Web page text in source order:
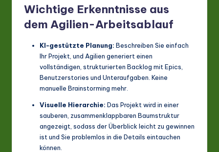
Wichtige Erkenntnisse aus
dem Agilien-Arbeitsablauf
KI-gestützte Planung: Beschreiben Sie einfach
Ihr Projekt, und Agilien generiert einen
vollständigen, strukturierten Backlog mit Epics,
Benutzerstories und Unteraufgaben. Keine
manuelle Brainstorming mehr.
Visuelle Hierarchie: Das Projekt wird in einer
sauberen, zusammenklappbaren Baumstruktur
angezeigt, sodass der Überblick leicht zu gewinnen
ist und Sie problemlos in die Details eintauchen
können.